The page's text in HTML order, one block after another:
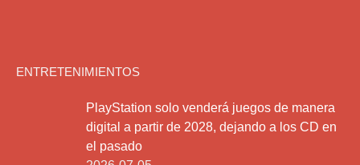
ENTRETENIMIENTOS
PlayStation solo venderá juegos de manera
digital a partir de 2028, dejando a los CD en
el pasado